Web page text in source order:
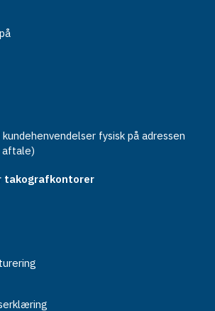
fysisk på adressen
aftale)
takografkontorer